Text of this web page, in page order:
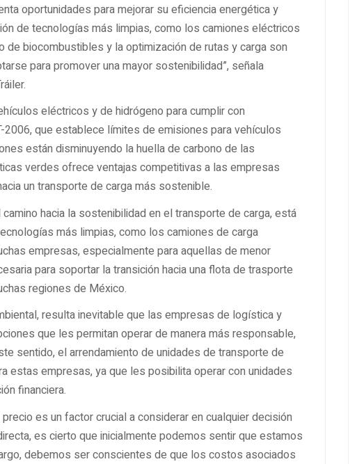
oportunidades para mejorar su eficiencia energética y
de tecnologías más limpias, como los camiones eléctricos
de biocombustibles y la optimización de rutas y carga son
para promover una mayor sostenibilidad”, señala
eléctricos y de hidrógeno para cumplir con
que establece límites de emisiones para vehículos
están disminuyendo la huella de carbono de las
verdes ofrece ventajas competitivas a las empresas
un transporte de carga más sostenible.
hacia la sostenibilidad en el transporte de carga, está
más limpias, como los camiones de carga
empresas, especialmente para aquellas de menor
para soportar la transición hacia una flota de trasporte
regiones de México.
resulta inevitable que las empresas de logística y
que les permitan operar de manera más responsable,
sentido, el arrendamiento de unidades de transporte de
estas empresas, ya que les posibilita operar con unidades
financiera.
es un factor crucial a considerar en cualquier decisión
es cierto que inicialmente podemos sentir que estamos
debemos ser conscientes de que los costos asociados